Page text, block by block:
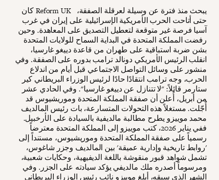
كان Reform UK يبحث منذ فترة عن وسيلة لعرقلة الصفقة،
حتى أتاحت الحرب الأمريكية الإسرائيلية على إيران في غرب
آسيا فرصة غير متوقعة لتعطيل التصديق على المعاهدة. وحين
رفضت المملكة المتحدة في البداية السماح للولايات المتحدة
بشن ضربة استباقية على طهران من قاعدة دييغو غارسيا،
انقلب الرئيس الأمريكي دونالد ترامب بدوره على الصفقة. وفي
منشور على وسائل التواصل الاجتماعي قبل أيام من اندلاع
الحرب، وجه ترامب انتقادًا حادًا لرئيس الوزراء البريطاني كير
ستارمر قائلاً: "لا تتنازل عن دييغو غارسيا". وفي الحادي عشر
من أبريل، أُعلن أن صفقة المملكة المتحدة وموريشيوس قد
أُجّلت. مستغلاً هذه التحولات المتسارعة، بات رئيس المالديف
محمد موييزو يطرح مطالبة مالديفية بالسيادة على الأرخبيل.
ففي يناير 2026، كتب موييزو إلى المملكة المتحدة معترضاً
رسمياً على صفقة المملكة المتحدة وموريشيوس، مستنداً إلى
'روابط تاريخية وإدارية عميقة' بين المالديف وجزر شاغوس،
تشمل شواهد قبور منقوشة باللغة الديفيهية، وحكايات شعبية،
ومرسوماً أصدره ملك مالديفي يؤكد سيادته على الجزر. وفي
الشهر الذي سبقه، أبلغ موييزو نائب رئيس الوزراء البريطاني